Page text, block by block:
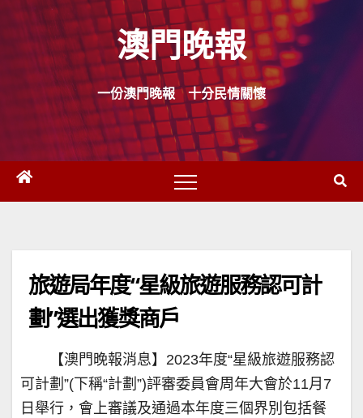
Skip
content
澳門晚報
一份澳門晚報 十分民情關懷
旅遊局年度“星級旅遊服務認可計
劃”選出獲獎商戶
【澳門晚報消息】2023年度“星級旅遊服務認
可計劃”(下稱“計劃”)評審委員會周年大會於11月7
日舉行，會上審議及通過本年度三個界別包括餐